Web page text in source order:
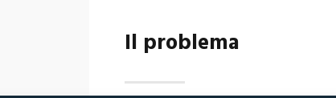
Il problema